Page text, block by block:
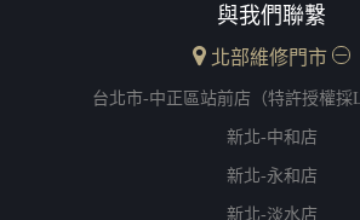
與我們聯繫
北部維修門市
台北市-中正區站前店（特許授權採
新北-中和店
新北-永和店
新北-淡水店